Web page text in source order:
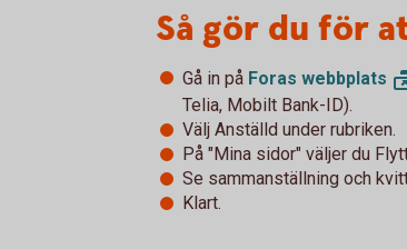
Så gör du för
Gå in på Foras webbplats
Telia, Mobilt Bank-ID).
Välj Anställd under rubriken.
På "Mina sidor" väljer du
Se sammanställning och
Klart.